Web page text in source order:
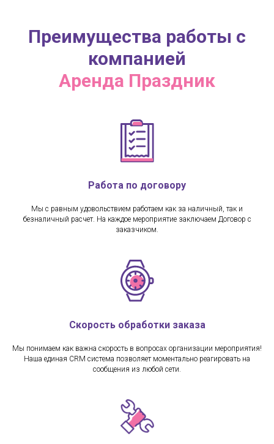
Преимущества работы с
компанией
Аренда Праздник
Работа по договору
Мы с равным удовольствием работаем как за наличный, так и
безналичный расчет. На каждое мероприятие заключаем Договор с
заказчиком.
Скорость обработки заказа
Мы понимаем как важна скорость в вопросах организации мероприятия!
Наша единая CRM система позволяет моментально реагировать на
сообщения из любой сети.